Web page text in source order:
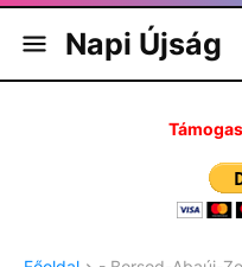
Napi Újság